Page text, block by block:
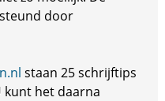
door
staan 25 schrijftips
kunt het daarna